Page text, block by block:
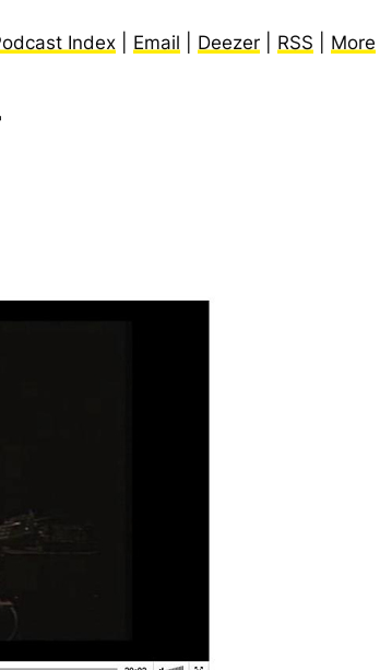
Index Email Deezer RSS More